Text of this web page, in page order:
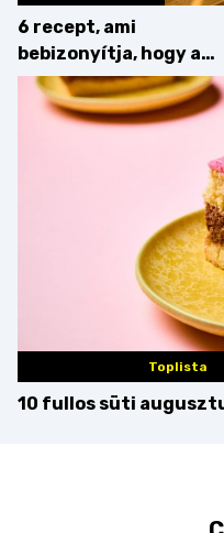
6 recept, ami
bebizonyítja, hogy a
barack húsok mellé is
zseniális
Toplista
10 fullos süti